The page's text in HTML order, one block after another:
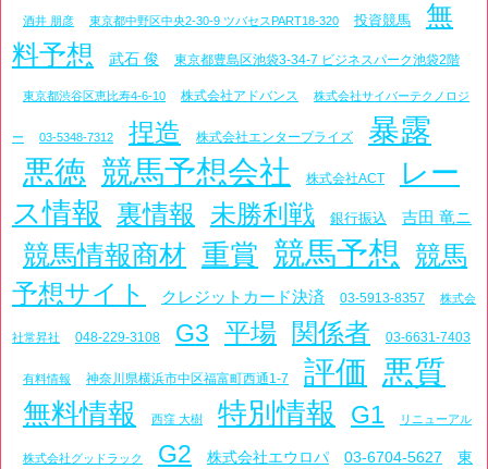
酒井 朋彦 東京都中野区中央2-30-9 ツバセスPART18-320 投資競馬
無
料予想
武石 俊 東京都豊島区池袋3-34-7 ビジネスパーク池袋2階
東京都渋谷区恵比寿4-6-10 株式会社アドバンス 株式会社サイバーテクノロジ
ー 03-5348-7312 捏造 株式会社エンタープライズ
暴露
悪徳 競馬予想会社 株式会社ACT
レー
ス情報
裏情報 未勝利戦 銀行振込 吉田 竜ニ
競馬情報商材 重賞 競馬予想
競馬
予想サイト
クレジットカード決済 03-5913-8357 株式会
社常昇社 048-229-3108 G3 平場 関係者 03-6631-7403
有料情報 神奈川県横浜市中区福富町西通1-7 評価 悪質
無料情報 西窪 大樹 特別情報 G1 リニューアル
株式会社グッドラック G2 株式会社エウロパ 03-6704-5627 東